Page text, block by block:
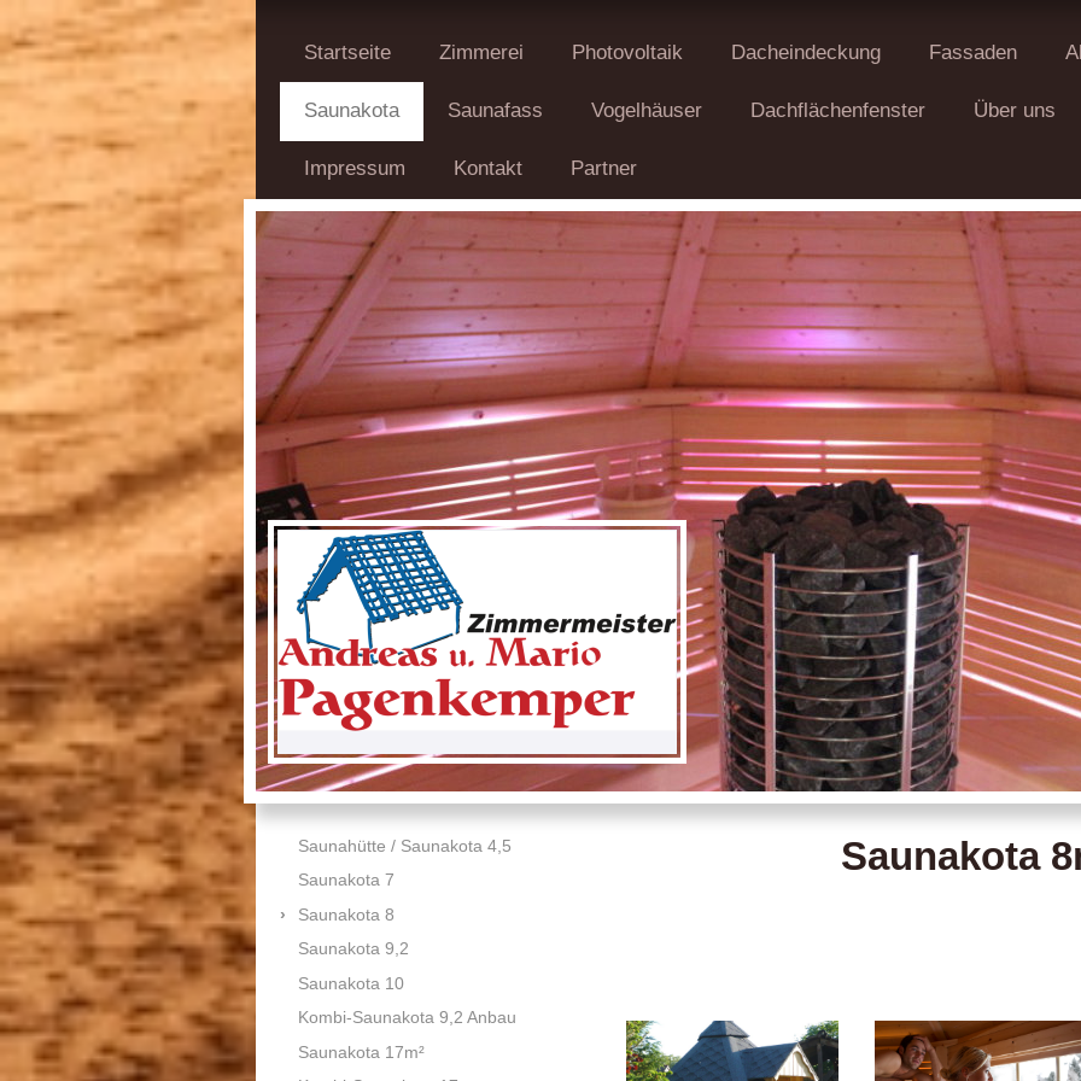
Startseite Zimmerei Photovoltaik Dacheindeckung Fassaden
Saunakota Saunafass Vogelhäuser Dachflächenfenster Über uns
Impressum Kontakt Partner
Saunakota
Saunahütte / Saunakota 4,5
Saunakota 7
Saunakota 8
Saunakota 9,2
Saunakota 10
Kombi-Saunakota 9,2 Anbau
Saunakota 17m²